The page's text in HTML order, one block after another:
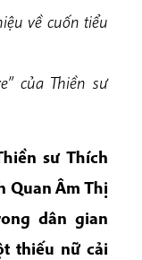
về cuốn tiểu
của Thiền sư
sư Thích
Quan Âm Thị
dân gian
thiếu nữ cải